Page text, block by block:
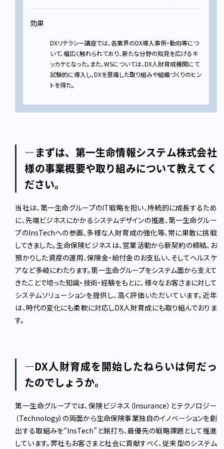
効果
DXリテラシー講座では、各業界のDX導入事例・動向等につ
いて、幅広く触れられており、新たな分野の知見を広げるキ
ッカケとなった。また、WSについては、DX人財育成機関にて
試験的に導入し、DXを意識した取り組みや組織づくりのヒン
トを得た。
―まずは、第一生命情報システム株式会社
様の事業概要や取り組みについて教えてく
ださい。
当社は、第一生命グループのIT戦略を担い、持続的に成長するため
に、先端ビジネスにかかるシステムデザインの推進、第一生命グルー
プのInsTechへの参画、多様な人財育成の強化等、常に果敢に挑戦
してきました。生命保険ビジネスは、営業活動から新契約の締結、お
預かりした資産の運用、保険金・給付金のお支払い、そしてヘルスケ
アなど多岐にわたります。第一生命グループをシステム面から支えて
きたことで培った知識・技術・経験をもとに、様々なお客さまに対して
システムソリューションを提供し、高く評価いただいています。近年
は、時代の変化にも柔軟に対応しDX人財育成にも取り組んでおりま
す。
―DX人財育成を開始したねらいは何だっ
たのでしょうか。
第一生命グループでは、保険ビジネス（Insurance）とテクノロジー
（Technology）の両面から生命保険事業独自のイノベーションを創
出する取組みを“InsTech”と銘打ち、最優先の戦略課題として推進
しています。弊社もお客さまと社会に貢献すべく、従来型のシステム